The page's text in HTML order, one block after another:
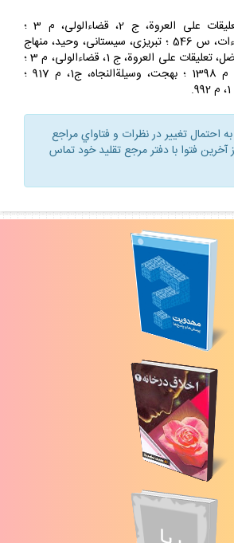
امام، نورى، مكارم، تعليقات على العروة، ج 2، قضاءالولى، م 3 ؛
خامنه‏اى، اجوبةالاستفتاءات، س 546 ؛ تبريزى، سيستانى، وحيد، منهاج
الصالحين، م 743 ؛ فاضل، تعليقات على العروة، ج 1، قضاءالولى، م 3 ؛
توضيحالمسائل مراجع، م 1398 ؛ بهجت، وسيلةالنجاه، ج‏1، م 917 ؛
به احتمال تغيير در نظرات و فتاواي مراجع
فتوا با دفتر مرجع تقليد خود تماس